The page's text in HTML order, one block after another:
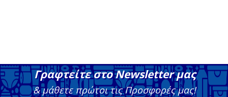
Γραφτείτε στο Newsletter μας
& μάθετε πρώτοι τις Προσφορές μας!